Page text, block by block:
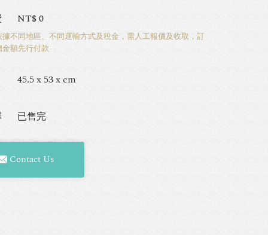
NT$0
不同地區、不同運輸方式及稅金，需人工報價及收取，訂
額先行付款
45.5 x 53 x cm
已售完
Contact Us